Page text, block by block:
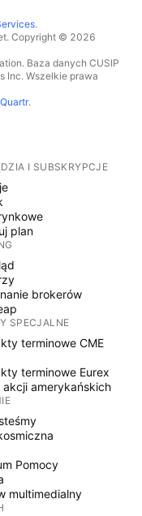
.
Copyright © 2026
Baza danych CUSIP
Inc. Wszelkie prawa
Quartr.
I SUBSKRYPCJE
plan
brokerów
SPECJALNE
terminowe CME
terminowe Eurex
akcji amerykańskich
Pomocy
multimedialny